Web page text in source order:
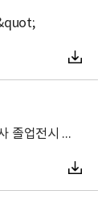
졸업전시 허구의